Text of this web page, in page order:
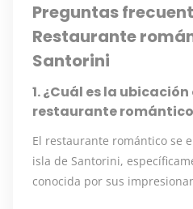
Preguntas
Restaurante
Santorini
1. ¿Cuál es la
restaurante
El restaurante romántico se
isla de Santorini,
conocida por sus